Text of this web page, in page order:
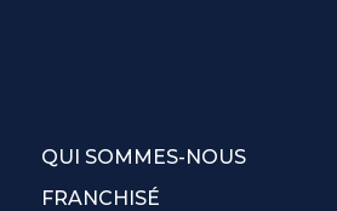
QUI SOMMES-NOUS
FRANCHISÉ